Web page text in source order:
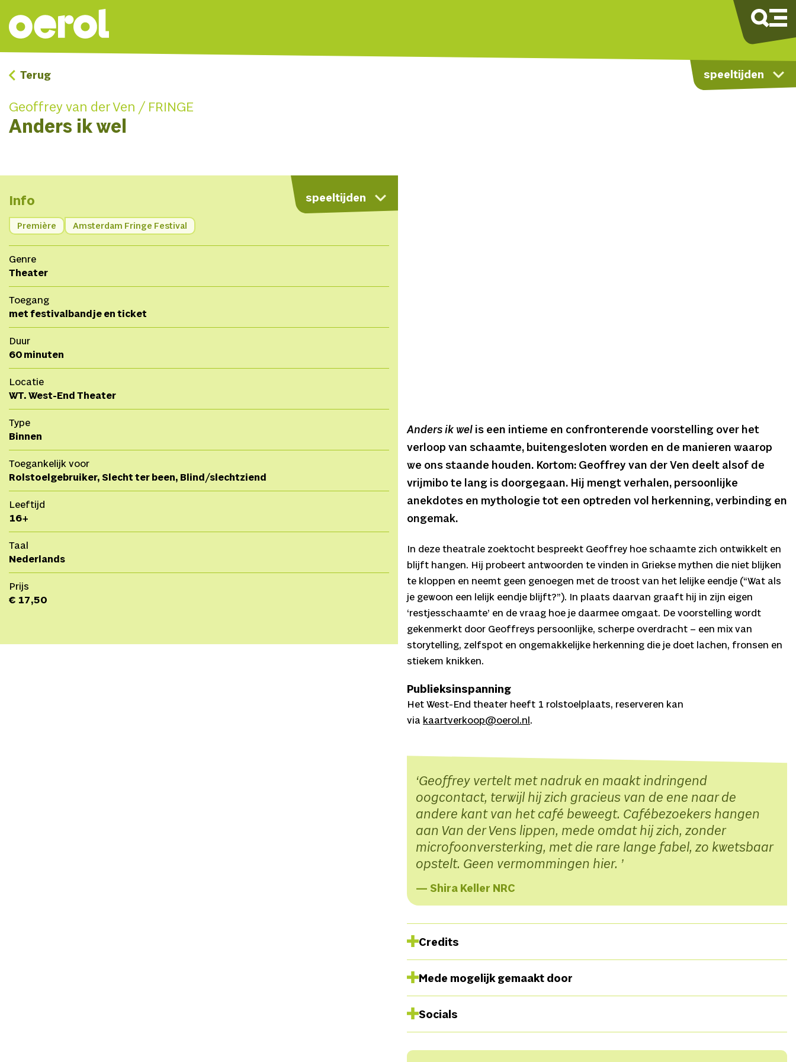
speeltijden
Terug
Geoffrey van der Ven / FRINGE
Anders ik wel
speeltijden
kaart
Info
Première Amsterdam Fringe Festival
Genre
Theater
Toegang
met festivalbandje en ticket
Duur
60 minuten
Locatie
WT. West-End Theater
Type
Binnen
Toegankelijk voor
Rolstoelgebruiker, Slecht ter been, Blind/slechtziend
Leeftijd
16+
Taal
Nederlands
Prijs
€ 17,50
Anders ik wel is een intieme en confronterende voorstelling over het
verloop van schaamte, buitengesloten worden en de manieren waarop
we ons staande houden. Kortom: Geoffrey van der Ven deelt alsof de
vrijmibo te lang is doorgegaan. Hij mengt verhalen, persoonlijke
anekdotes en mythologie tot een optreden vol herkenning, verbinding en
ongemak.
In deze theatrale zoektocht bespreekt Geoffrey hoe schaamte zich ontwikkelt en
blijft hangen. Hij probeert antwoorden te vinden in Griekse mythen die niet blijken
te kloppen en neemt geen genoegen met de troost van het lelijke eendje (“Wat als
je gewoon een lelijk eendje blijft?”). In plaats daarvan graaft hij in zijn eigen
‘restjesschaamte’ en de vraag hoe je daarmee omgaat. De voorstelling wordt
gekenmerkt door Geoffreys persoonlijke, scherpe overdracht – een mix van
storytelling, zelfspot en ongemakkelijke herkenning die je doet lachen, fronsen en
stiekem knikken.
Publieksinspanning
Het West-End theater heeft 1 rolstoelplaats, reserveren kan
via kaartverkoop@oerol.nl.
Geoffrey vertelt met nadruk en maakt indringend
oogcontact, terwijl hij zich gracieus van de ene naar de
andere kant van het café beweegt. Cafébezoekers hangen
aan Van der Vens lippen, mede omdat hij zich, zonder
microfoonversterking, met die rare lange fabel, zo kwetsbaar
opstelt. Geen vermommingen hier.
— Shira Keller NRC
Credits
Met dank aanLin An Phoa en Gavin Reijnders en voor hun scherpe blik, creatieve
input en onmisbare brainstorms tijdens het schrijfproces.
Mede mogelijk gemaakt door
Socials